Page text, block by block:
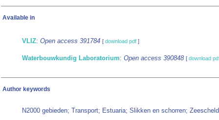
Available in
VLIZ: Open access 391784 [ download pdf ]
Waterbouwkundig Laboratorium: Open access 390848 [ download
Author keywords
N2000 gebieden; Transport; Estuaria; Slikken en schorren;